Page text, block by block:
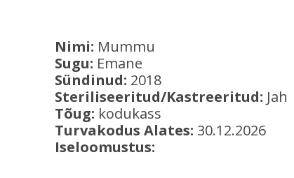
Nimi: Mummu
Sugu: Emane
Sündinud: 2018
Steriliseeritud/Kastreeritud: Jah
Tõug: kodukass
Turvakodus Alates: 30.12.2026
Iseloomustus: